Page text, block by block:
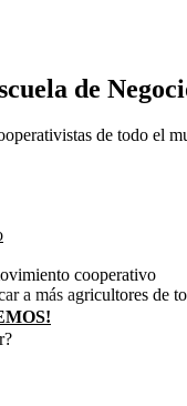
de
de todo el
cooperativo
a más agricultores de